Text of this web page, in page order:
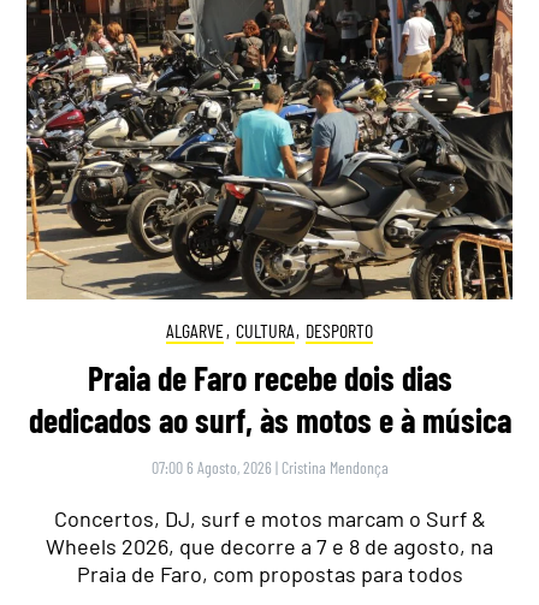
ALGARVE, CULTURA, DESPORTO
Praia de Faro recebe dois dias
dedicados ao surf, às motos e à música
07:00 6 Agosto, 2026 | Cristina Mendonça
Concertos, DJ, surf e motos marcam o Surf &
Wheels 2026, que decorre a 7 e 8 de agosto, na
Praia de Faro, com propostas para todos